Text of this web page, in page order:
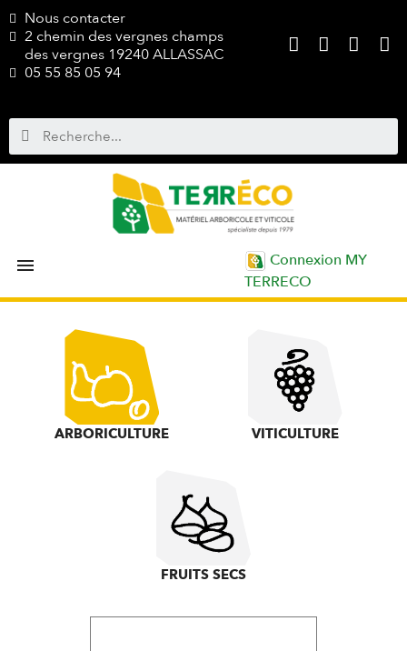
Nous contacter
2 chemin des vergnes champs
des vergnes 19240 ALLASSAC
05 55 85 05 94

Connexion MY
TERRECO
ARBORICULTURE VITICULTURE
FRUITS SECS